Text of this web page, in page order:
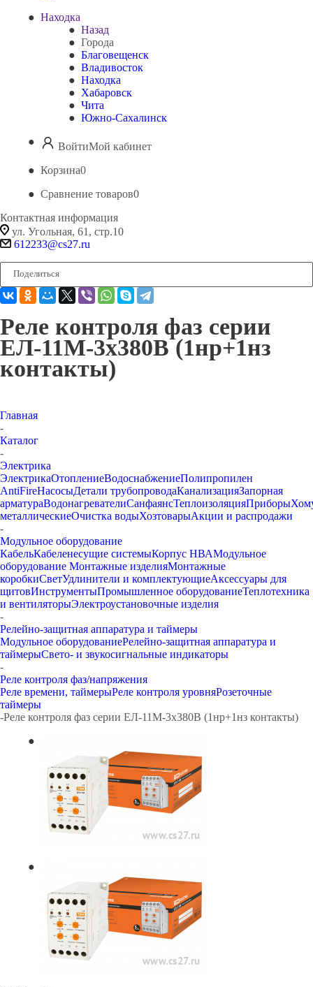
Находка
Назад
Города
Благовещенск
Владивосток
Находка
Хабаровск
Чита
Южно-Сахалинск
ВойтиМой кабинет
Корзина0
Сравнение товаров0
Контактная информация
ул. Угольная, 61, стр.10
612233@cs27.ru
Поделиться
Реле контроля фаз серии
ЕЛ-11М-3х380В (1нр+1нз
контакты)
Главная
-
Каталог
-
Электрика
ЭлектрикаОтоплениеВодоснабжениеПолипропилен
AntiFireНасосыДетали трубопроводаКанализацияЗапорная
арматураВодонагревателиСанфаянсТеплоизоляцияПриборы
металлическиеОчистка водыХозтоварыАкции и распродажи
-
Модульное оборудование
КабельКабеленесущие системыКорпус НВАМодульное
оборудование Монтажные изделияМонтажные
коробкиСветУдлинители и комплектующиеАксессуары для
щитовИнструментыПромышленное оборудованиеТеплотехника
и вентиляторыЭлектроустановочные изделия
-
Релейно-защитная аппаратура и таймеры
Модульное оборудованиеРелейно-защитная аппаратура и
таймерыСвето- и звукосигнальные индикаторы
-
Реле контроля фаз/напряжения
Реле времени, таймерыРеле контроля уровняРозеточные
таймеры
-Реле контроля фаз серии ЕЛ-11М-3х380В (1нр+1нз контакты)